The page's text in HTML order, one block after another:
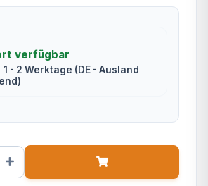
verfügbar
1 - 2 Werktage (DE - Ausland